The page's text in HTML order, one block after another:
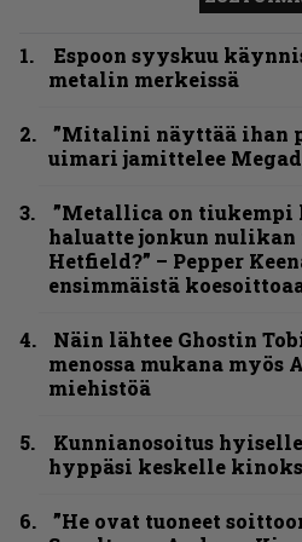
Espoon syyskuu
metalin merkeissä
”Mitalini näyttää ihan
uimari jamittelee
”Metallica on tiukempi
haluatte jonkun
Hetfield?” – Pepper
ensimmäistä
Näin lähtee Ghostin
menossa mukana myös
miehistöä
Kunnianosoitus
hyppäsi keskelle
”He ovat tuoneet